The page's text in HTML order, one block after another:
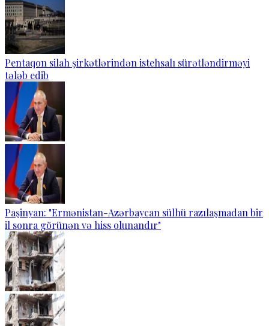
Pentaqon silah şirkətlərindən istehsalı sürətləndirməyi
tələb edib
Paşinyan: "Ermənistan-Azərbaycan sülhü razılaşmadan bir
il sonra görünən və hiss olunandır"